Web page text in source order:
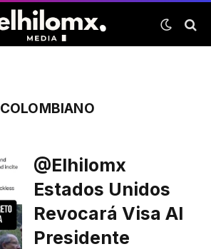
COLOMBIANO
@elhilomx
Estados Unidos
Revocará Visa Al
Presidente